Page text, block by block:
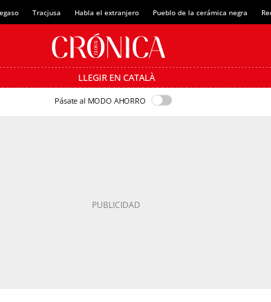
Tracjusa Habla el extranjero Pueblo de la cerámica negra
LLEGIR EN CATALÀ
Pásate al MODO AHORRO